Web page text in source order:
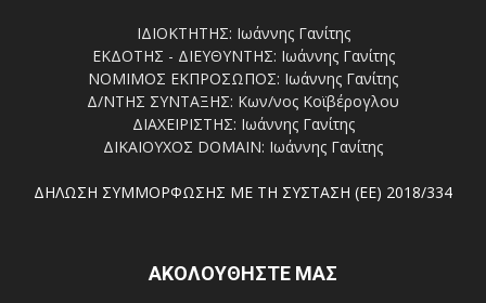
ΙΔΙΟΚΤΗΤΗΣ: Ιωάννης Γανίτης
ΕΚΔΟΤΗΣ - ΔΙΕΥΘΥΝΤΗΣ: Ιωάννης Γανίτης
ΝΟΜΙΜΟΣ ΕΚΠΡΟΣΩΠΟΣ: Ιωάννης Γανίτης
Δ/ΝΤΗΣ ΣΥΝΤΑΞΗΣ: Κων/νος Κοϊβέρογλου
ΔΙΑΧΕΙΡΙΣΤΗΣ: Ιωάννης Γανίτης
ΔΙΚΑΙΟΥΧΟΣ DOMAIN: Ιωάννης Γανίτης
ΔΗΛΩΣΗ ΣΥΜΜΟΡΦΩΣΗΣ ΜΕ ΤΗ ΣΥΣΤΑΣΗ (ΕΕ) 2018/334
ΑΚΟΛΟΥΘΗΣΤΕ ΜΑΣ